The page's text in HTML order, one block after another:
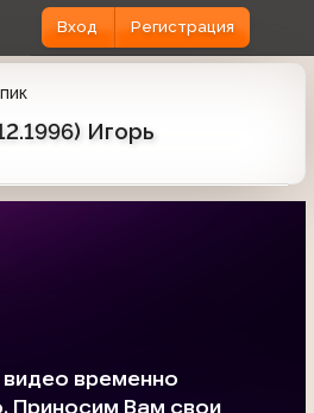
Вход Регистрация
Игорь